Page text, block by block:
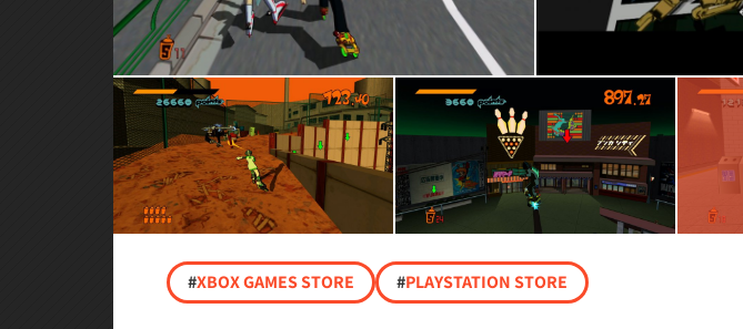
#XBOX GAMES STORE #PLAYSTATION STORE